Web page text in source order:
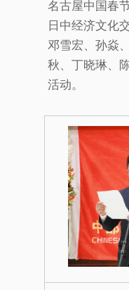
名古屋中国春
日中经济文化
邓雪宏、孙焱
秋、丁晓琳、
活动。